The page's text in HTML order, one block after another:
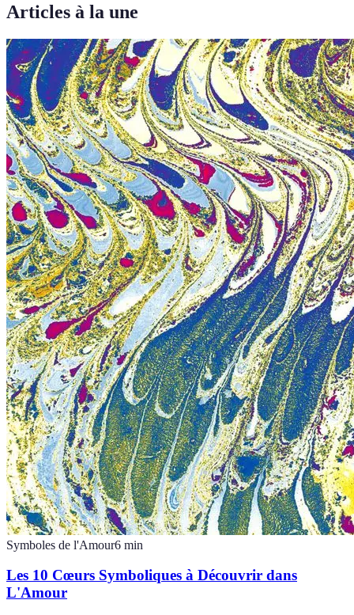
Articles à la une
Symboles de l'Amour6 min
Les 10 Cœurs Symboliques à Découvrir dans
L'Amour